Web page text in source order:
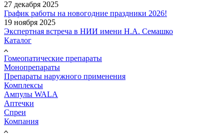
27 декабря 2025
График работы на новогодние праздники 2026!
19 ноября 2025
Экспертная встреча в НИИ имени Н.А. Семашко
Каталог
Гомеопатические препараты
Монопрепараты
Препараты наружного применения
Комплексы
Ампулы WALA
Аптечки
Спреи
Компания